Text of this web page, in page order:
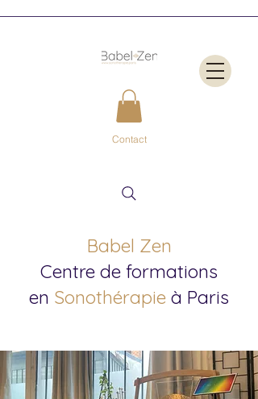
Babel Zen
Centre de formations
en Sonothérapie à Paris
Contact